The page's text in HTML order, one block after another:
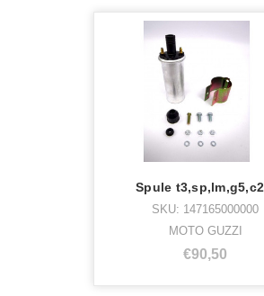
Spule
SKU: 147165000000
MOTO GUZZI
€90,50